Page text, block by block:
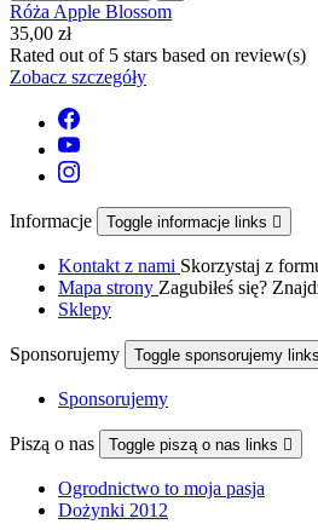
Róża Apple Blossom
35,00 zł
Rated out of 5 stars based on review(s)
Zobacz szczegóły
Informacje Toggle informacje links 
Kontakt z nami Skorzystaj z
Mapa strony Zagubiłeś się?
Sklepy
Sponsorujemy Toggle sponsorujemy links
Sponsorujemy
Piszą o nas Toggle piszą o nas links 
Ogrodnictwo to moja pasja
Dożynki 2012